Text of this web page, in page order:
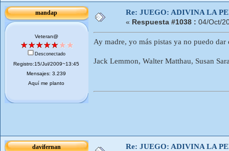
mandap
Veteran@
Desconectado
Registro:15/Jul/2009~13:45
Mensajes: 3.239
Aquí me planto
Re: JUEGO: ADIVINA LA
« Respuesta #1038 : 04/Oct/
Ay madre, yo más pistas ya no puedo
Jack Lemmon, Walter Matthau, Susan
davifernan Re: JUEGO: ADIVINA LA